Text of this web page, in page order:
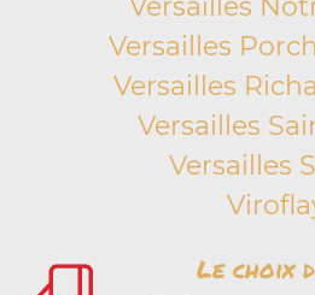
Versailles
Versailles
Versailles
Versailles
Versailles
Le choix